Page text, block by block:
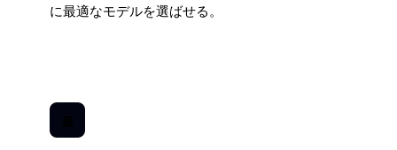
に最適なモデルを選ばせる。